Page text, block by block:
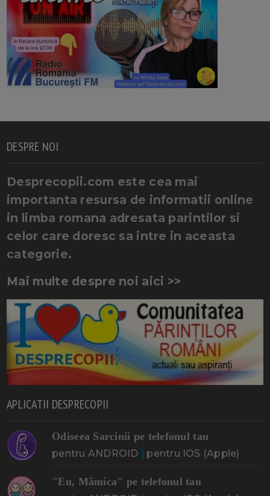
DESPRE NOI
Desprecopii.com este cea mai
importanta resursa de informatii online
in limba romana adresata parintilor si
celor care doresc sa intre in aceasta
categorie.
Mai multe despre noi aici >>
APLICATII DESPRECOPII
Odiseea Sarcinii pe telefonul tau
pentru ANDROID | pentru IOS (Apple)
"Eu, Mămica" pe telefonul tau